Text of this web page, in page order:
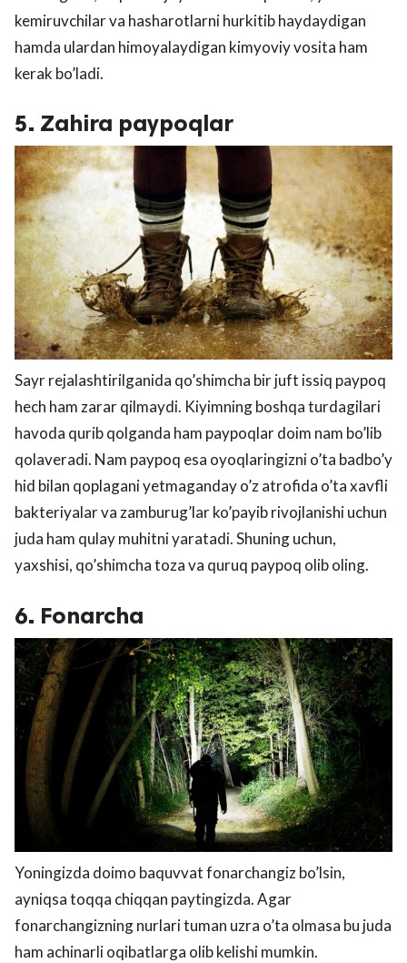
kemiruvchilar va hasharotlarni hurkitib haydaydigan
hamda ulardan himoyalaydigan kimyoviy vosita ham
kerak bo’ladi.
5. Zahira paypoqlar
Sayr rejalashtirilganida qo’shimcha bir juft issiq paypoq
hech ham zarar qilmaydi. Kiyimning boshqa turdagilari
havoda qurib qolganda ham paypoqlar doim nam bo’lib
qolaveradi. Nam paypoq esa oyoqlaringizni o’ta badbo’y
hid bilan qoplagani yetmaganday o’z atrofida o’ta xavfli
bakteriyalar va zamburug’lar ko’payib rivojlanishi uchun
juda ham qulay muhitni yaratadi. Shuning uchun,
yaxshisi, qo’shimcha toza va quruq paypoq olib oling.
6. Fonarcha
Yoningizda doimo baquvvat fonarchangiz bo’lsin,
ayniqsa toqqa chiqqan paytingizda. Agar
fonarchangizning nurlari tuman uzra o’ta olmasa bu juda
ham achinarli oqibatlarga olib kelishi mumkin.